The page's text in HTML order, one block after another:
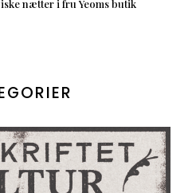
nætter i fru Yeoms butik